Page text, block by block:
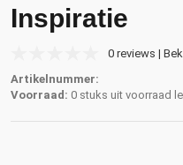
Inspiratie
0 reviews |
Artikelnummer:
Voorraad: 0 stuks uit voorraad